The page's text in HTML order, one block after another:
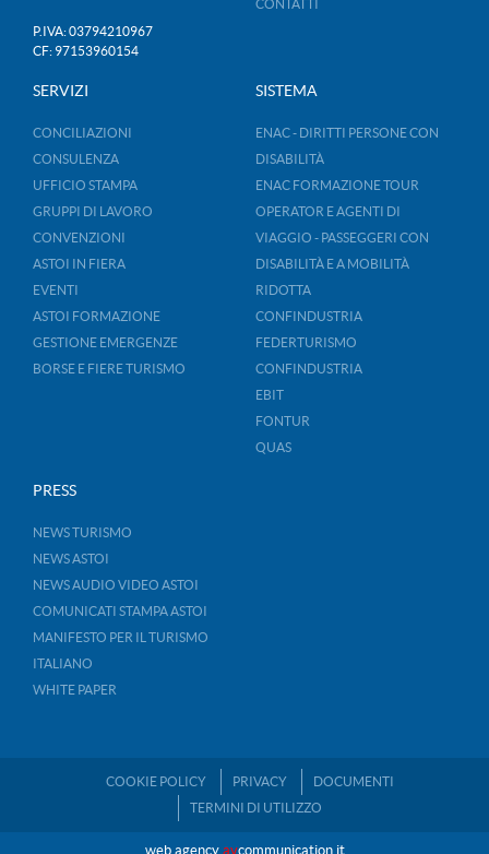
P.IVA: 03794210967
CF: 97153960154
CONTATTI
SERVIZI
CONCILIAZIONI
CONSULENZA
UFFICIO STAMPA
GRUPPI DI LAVORO
CONVENZIONI
ASTOI IN FIERA
EVENTI
ASTOI FORMAZIONE
GESTIONE EMERGENZE
BORSE E FIERE TURISMO
SISTEMA
ENAC - DIRITTI PERSONE CON
DISABILITÀ
ENAC FORMAZIONE TOUR
OPERATOR E AGENTI DI
VIAGGIO - PASSEGGERI CON
DISABILITÀ E A MOBILITÀ
RIDOTTA
CONFINDUSTRIA
FEDERTURISMO
CONFINDUSTRIA
EBIT
FONTUR
QUAS
PRESS
NEWS TURISMO
NEWS ASTOI
NEWS AUDIO VIDEO ASTOI
COMUNICATI STAMPA ASTOI
MANIFESTO PER IL TURISMO
ITALIANO
WHITE PAPER
COOKIE POLICY PRIVACY
DOCUMENTI
TERMINI DI UTILIZZO
web agency avcommunication.it